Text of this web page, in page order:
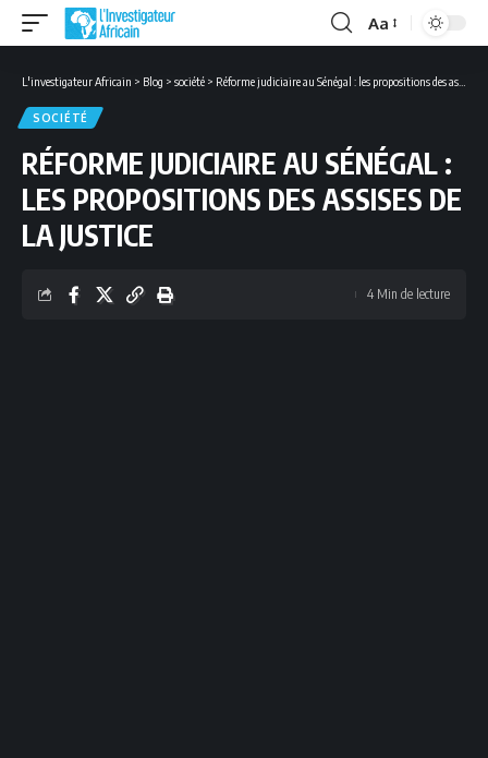
Font
Aa
L'investigateur Africain > Blog > société > Réforme judiciaire au Sénégal : les propositions des assises de la justice
SOCIÉTÉ
RÉFORME JUDICIAIRE AU SÉNÉGAL :
LES PROPOSITIONS DES ASSISES DE
LA JUSTICE
4 Min de lecture